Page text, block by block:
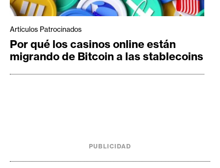
Artículos Patrocinados
Por qué los casinos online están
migrando de Bitcoin a las stablecoins
PUBLICIDAD